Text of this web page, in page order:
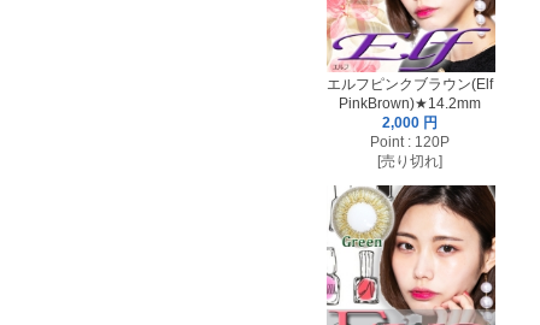
エルフピンクブラウン(Elf
PinkBrown)★14.2mm
2,000 円
Point : 120P
[売り切れ]